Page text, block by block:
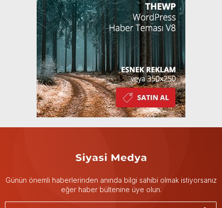
Günün önemli haberlerinden anında bilgi sahibi olmak istiyorsanız
eğer haber bültenine üye olun.